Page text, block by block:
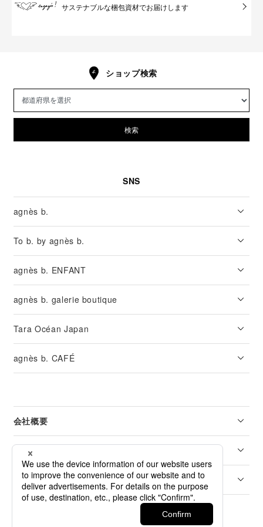
サステナブルな梱包資材でお届けします
ショップ検索
検索
SNS
agnès b.
To b. by agnès b.
agnès b. ENFANT
agnès b. galerie boutique
Tara Océan Japan
agnès b. CAFÉ
会社概要
リーガル
カスタマーサービス